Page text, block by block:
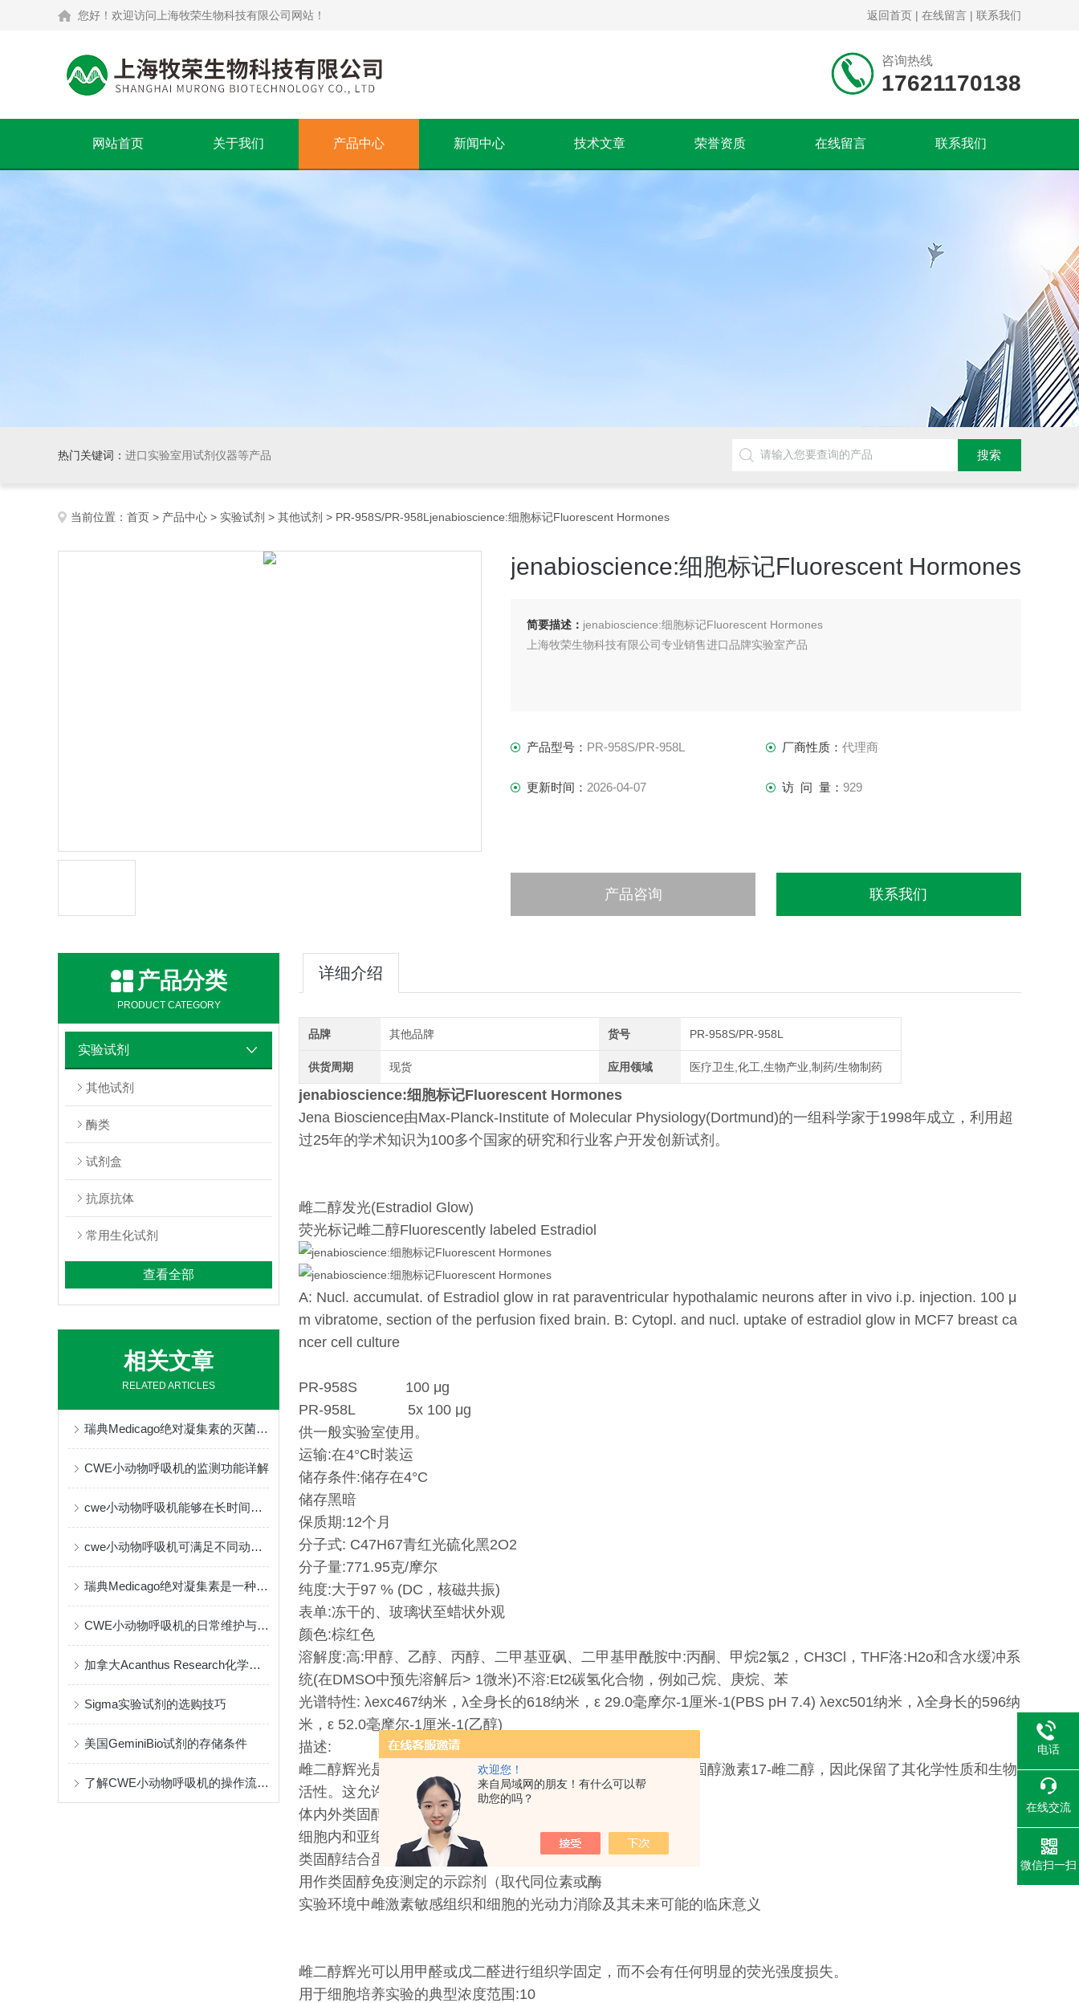
欢迎您！
来自局域网的朋友！有什么可以帮
助您的吗？
您好！欢迎访问上海牧荣生物科技有限公司网站！ 返回首页 | 在线留言 | 联系我们
咨询热线
17621170138
网站首页 关于我们 产品中心 新闻中心 技术文章 荣誉资质 在线留言 联系我们
热门关键词： 进口实验室用试剂仪器等产品
当前位置： 首页 > 产品中心 > 实验试剂 > 其他试剂 > PR-958S/PR-958Ljenabioscience:细胞标记Fluorescent Hormones
jenabioscience:细胞标记Fluorescent Hormones
简要描述： jenabioscience:细胞标记Fluorescent Hormones
上海牧荣生物科技有限公司专业销售进口品牌实验室产品
产品型号： PR-958S/PR-958L 厂商性质： 代理商
更新时间： 2026-04-07 访 问 量： 929
产品咨询 联系我们
产品分类
PRODUCT CATEGORY
实验试剂
其他试剂
酶类
试剂盒
抗原抗体
常用生化试剂
查看全部
相关文章
RELATED ARTICLES
瑞典Medicago绝对凝集素的灭菌方式
CWE小动物呼吸机的监测功能详解
cwe小动物呼吸机能够在长时间实验中保持一致的输出
cwe小动物呼吸机可满足不同动物的生理需要
瑞典Medicago绝对凝集素是一种创新的免疫疗法
CWE小动物呼吸机的日常维护与保养指南
加拿大Acanthus Research化学试剂的作用与应用
Sigma实验试剂的选购技巧
美国GeminiBio试剂的存储条件
了解CWE小动物呼吸机的操作流程与维护
详细介绍
品牌 其他品牌 货号 PR-958S/PR-958L
供货周期 现货 应用领域 医疗卫生,化工,生物产业,制药/生物制药
jenabioscience:细胞标记Fluorescent Hormones
Jena Bioscience由Max-Planck-Institute of Molecular Physiology(Dortmund)的一组科学家于1998年成立，利用超
过25年的学术知识为100多个国家的研究和行业客户开发创新试剂。
雌二醇发光(Estradiol Glow)
荧光标记雌二醇Fluorescently labeled Estradiol
A: Nucl. accumulat. of Estradiol glow in rat paraventricular hypothalamic neurons after in vivo i.p. injection. 100 μ
m vibratome, section of the perfusion fixed brain. B: Cytopl. and nucl. uptake of estradiol glow in MCF7 breast ca
ncer cell culture
PR-958S 100 μg
PR-958L 5x 100 μg
供一般实验室使用。
运输:在4°C时装运
储存条件:储存在4°C
储存黑暗
保质期:12个月
分子式: C47H67青红光硫化黑2O2
分子量:771.95克/摩尔
纯度:大于97 % (DC，核磁共振)
表单:冻干的、玻璃状至蜡状外观
颜色:棕红色
溶解度:高:甲醇、乙醇、丙醇、二甲基亚砜、二甲基甲酰胺中:丙酮、甲烷2氯2 ，CH3Cl，THF洛:H2o和含水缓冲系
统(在DMSO中预先溶解后> 1微米)不溶:Et2碳氢化合物，例如己烷、庚烷、苯
光谱特性: λexc467纳米，λ全身长的618纳米，ε 29.0毫摩尔-1厘米-1(PBS pH 7.4) λexc501纳米，λ全身长的596纳
米，ε 52.0毫摩尔-1厘米-1(乙醇)
描述:
雌二醇辉光是用一种新的低分子量橙色/红色荧光标记的卵巢类固醇激素17-雌二醇，因此保留了其化学性质和生物
活性。这允许广泛的应用，包括
体内外类固醇摄取的实时分析
细胞内和亚细胞类固醇转运的监测
类固醇结合蛋白的研究
用作类固醇免疫测定的示踪剂（取代同位素或酶
实验环境中雌激素敏感组织和细胞的光动力消除及其未来可能的临床意义
雌二醇辉光可以用甲醛或戊二醛进行组织学固定，而不会有任何明显的荧光强度损失。
用于细胞培养实验的典型浓度范围:10
电话
在线交流
微信扫一扫